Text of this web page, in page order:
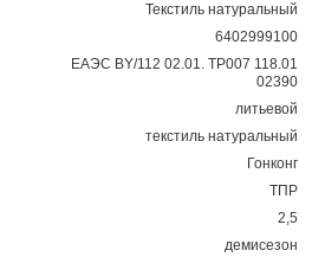
Текстиль натуральный
6402999100
ЕАЭС BY/112 02.01. ТР007 118.01
02390
литьевой
текстиль натуральный
Гонконг
ТПР
2,5
демисезон